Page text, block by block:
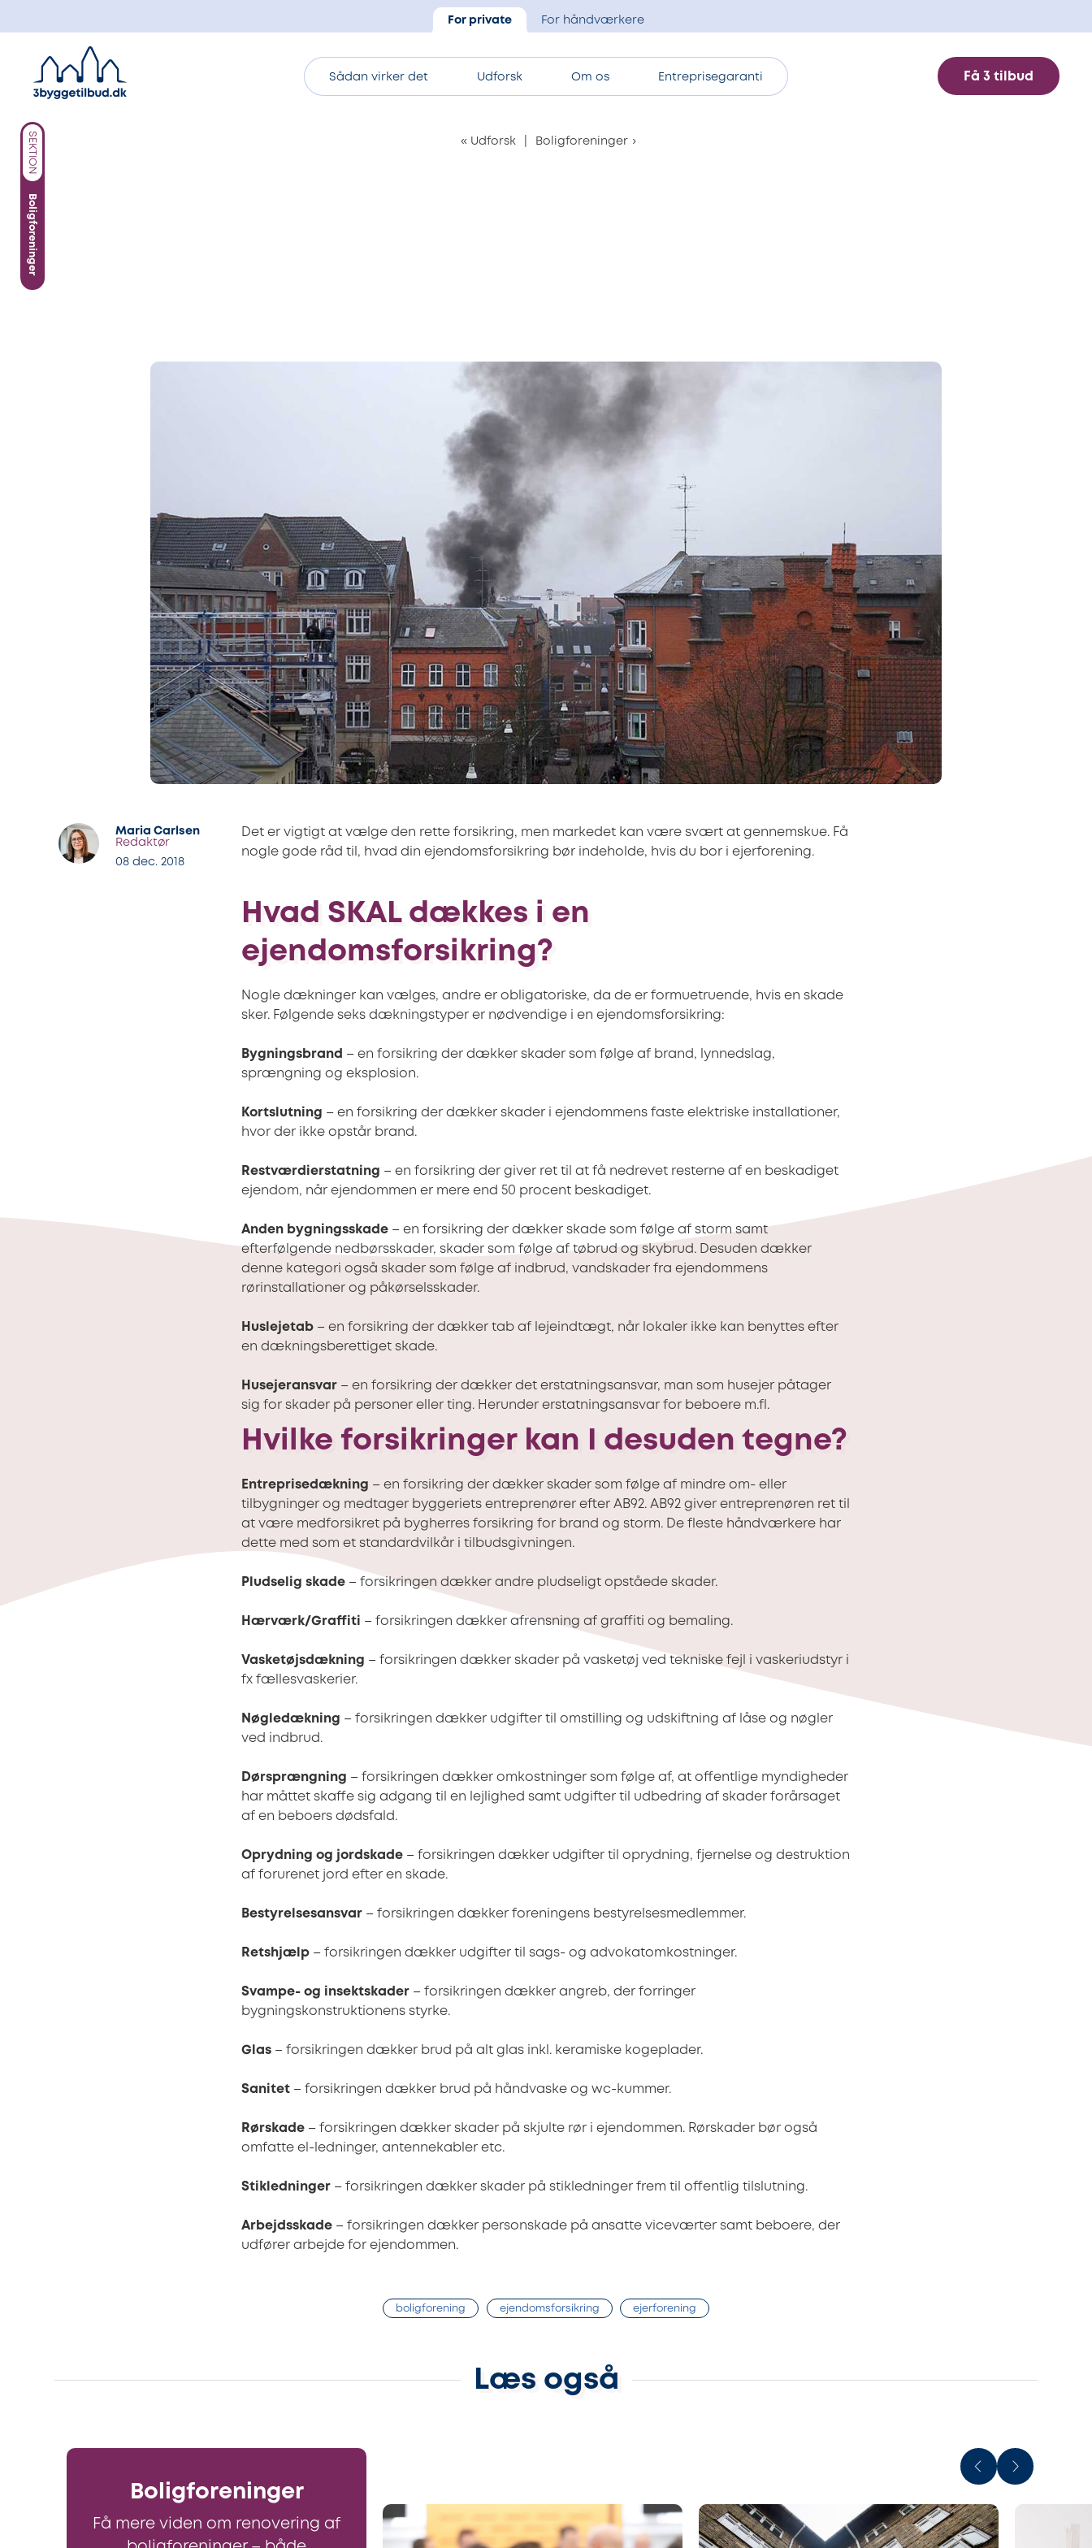
For private For håndværkere
Sådan virker det Udforsk Om os Entreprisegaranti Få 3 tilbud
SEKTION
Boligforeninger
« Udforsk Boligforeninger ›
Maria Carlsen
Redaktør
08 dec. 2018
Det er vigtigt at vælge den rette forsikring, men markedet kan være svært at gennemskue. Få
nogle gode råd til, hvad din ejendomsforsikring bør indeholde, hvis du bor i ejerforening.
Hvad SKAL dækkes i en
ejendomsforsikring?
Nogle dækninger kan vælges, andre er obligatoriske, da de er formuetruende, hvis en skade
sker. Følgende seks dækningstyper er nødvendige i en ejendomsforsikring:
Bygningsbrand – en forsikring der dækker skader som følge af brand, lynnedslag,
sprængning og eksplosion.
Kortslutning – en forsikring der dækker skader i ejendommens faste elektriske installationer,
hvor der ikke opstår brand.
Restværdierstatning – en forsikring der giver ret til at få nedrevet resterne af en beskadiget
ejendom, når ejendommen er mere end 50 procent beskadiget.
Anden bygningsskade – en forsikring der dækker skade som følge af storm samt
efterfølgende nedbørsskader, skader som følge af tøbrud og skybrud. Desuden dækker
denne kategori også skader som følge af indbrud, vandskader fra ejendommens
rørinstallationer og påkørselsskader.
Huslejetab – en forsikring der dækker tab af lejeindtægt, når lokaler ikke kan benyttes efter
en dækningsberettiget skade.
Husejeransvar – en forsikring der dækker det erstatningsansvar, man som husejer påtager
sig for skader på personer eller ting. Herunder erstatningsansvar for beboere m.fl.
Hvilke forsikringer kan I desuden tegne?
Entreprisedækning – en forsikring der dækker skader som følge af mindre om- eller
tilbygninger og medtager byggeriets entreprenører efter AB92. AB92 giver entreprenøren ret til
at være medforsikret på bygherres forsikring for brand og storm. De fleste håndværkere har
dette med som et standardvilkår i tilbudsgivningen.
Pludselig skade – forsikringen dækker andre pludseligt opståede skader.
Hærværk/Graffiti – forsikringen dækker afrensning af graffiti og bemaling.
Vasketøjsdækning – forsikringen dækker skader på vasketøj ved tekniske fejl i vaskeriudstyr i
fx fællesvaskerier.
Nøgledækning – forsikringen dækker udgifter til omstilling og udskiftning af låse og nøgler
ved indbrud.
Dørsprængning – forsikringen dækker omkostninger som følge af, at offentlige myndigheder
har måttet skaffe sig adgang til en lejlighed samt udgifter til udbedring af skader forårsaget
af en beboers dødsfald.
Oprydning og jordskade – forsikringen dækker udgifter til oprydning, fjernelse og destruktion
af forurenet jord efter en skade.
Bestyrelsesansvar – forsikringen dækker foreningens bestyrelsesmedlemmer.
Retshjælp – forsikringen dækker udgifter til sags- og advokatomkostninger.
Svampe- og insektskader – forsikringen dækker angreb, der forringer
bygningskonstruktionens styrke.
Glas – forsikringen dækker brud på alt glas inkl. keramiske kogeplader.
Sanitet – forsikringen dækker brud på håndvaske og wc-kummer.
Rørskade – forsikringen dækker skader på skjulte rør i ejendommen. Rørskader bør også
omfatte el-ledninger, antennekabler etc.
Stikledninger – forsikringen dækker skader på stikledninger frem til offentlig tilslutning.
Arbejdsskade – forsikringen dækker personskade på ansatte viceværter samt beboere, der
udfører arbejde for ejendommen.
boligforening ejendomsforsikring ejerforening
Læs også
Boligforeninger
Få mere viden om renovering af